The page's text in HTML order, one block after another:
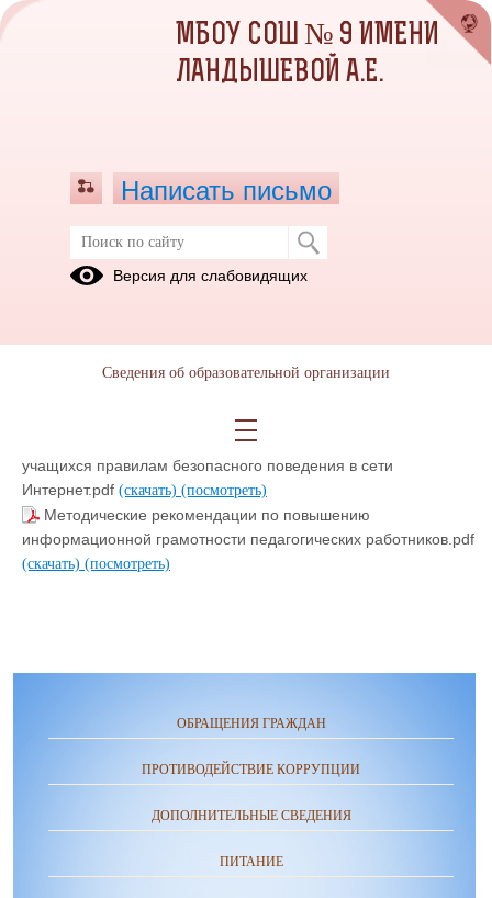
Педагогическим работникам
(посмотреть)
Методические рекомендации для педагогов по обучению
учащихся правилам безопасного поведения в сети
Интернет.pdf (скачать) (посмотреть)
Методические рекомендации по повышению
информационной грамотности педагогических работников.pdf
(скачать) (посмотреть)
ОБРАЩЕНИЯ ГРАЖДАН
ПРОТИВОДЕЙСТВИЕ КОРРУПЦИИ
ДОПОЛНИТЕЛЬНЫЕ СВЕДЕНИЯ
ПИТАНИЕ
МБОУ СОШ № 9 ИМЕНИ
ЛАНДЫШЕВОЙ А.Е.
Написать письмо
Версия для слабовидящих
Сведения об образовательной организации